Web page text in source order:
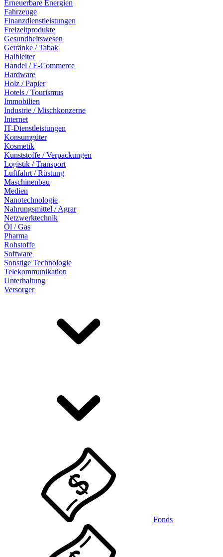
Erneuerbare Energien
Fahrzeuge
Finanzdienstleistungen
Freizeitprodukte
Gesundheitswesen
Getränke / Tabak
Halbleiter
Handel / E-Commerce
Hardware
Holz / Papier
Hotels / Tourismus
Immobilien
Industrie / Mischkonzerne
Internet
IT-Dienstleistungen
Konsumgüter
Kosmetik
Kunststoffe / Verpackungen
Logistik / Transport
Luftfahrt / Rüstung
Maschinenbau
Medien
Nanotechnologie
Nahrungsmittel / Agrar
Netzwerktechnik
Öl / Gas
Pharma
Rohstoffe
Software
Sonstige Technologie
Telekommunikation
Unterhaltung
Versorger
Fonds